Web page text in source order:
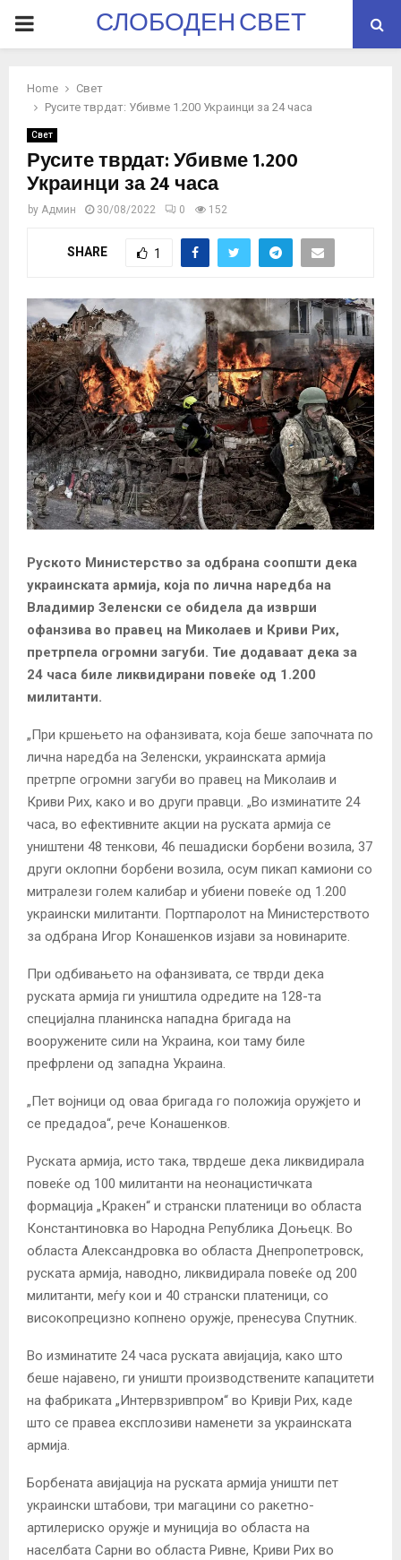
PRIMARYСЛОБОДЕН СВЕТ
Home
Свет
Русите тврдат: Убивме 1.200 Украинци за 24 часа
Свет
Русите тврдат: Убивме 1.200
Украинци за 24 часа
by Админ 30/08/2022 0 152
SHARE 1
Руското Министерство за одбрана соопшти дека
украинската армија, која по лична наредба на
Владимир Зеленски се обидела да изврши
офанзива во правец на Миколаев и Криви Рих,
претрпела огромни загуби. Тие додаваат дека за
24 часа биле ликвидирани повеќе од 1.200
милитанти.
„При кршењето на офанзивата, која беше започната по
лична наредба на Зеленски, украинската армија
претрпе огромни загуби во правец на Миколаив и
Криви Рих, како и во други правци. „Во изминатите 24
часа, во ефективните акции на руската армија се
уништени 48 тенкови, 46 пешадиски борбени возила, 37
други оклопни борбени возила, осум пикап камиони со
митралези голем калибар и убиени повеќе од 1.200
украински милитанти. Портпаролот на Министерството
за одбрана Игор Конашенков изјави за новинарите.
При одбивањето на офанзивата, се тврди дека
руската армија ги уништила одредите на 128-та
специјална планинска нападна бригада на
вооружените сили на Украина, кои таму биле
префрлени од западна Украина.
„Пет војници од оваа бригада го положија оружјето и
се предадоа“, рече Конашенков.
Руската армија, исто така, тврдеше дека ликвидирала
повеќе од 100 милитанти на неонацистичката
формација „Кракен“ и странски платеници во областа
Константиновка во Народна Република Доњецк. Во
областа Александровка во областа Днепропетровск,
руската армија, наводно, ликвидирала повеќе од 200
милитанти, меѓу кои и 40 странски платеници, со
високопрецизно копнено оружје, пренесува Спутник.
Во изминатите 24 часа руската авијација, како што
беше најавено, ги уништи производствените капацитети
на фабриката „Интервзривпром“ во Кривји Рих, каде
што се правеа експлозиви наменети за украинската
армија.
Борбената авијација на руската армија уништи пет
украински штабови, три магацини со ракетно-
артилериско оружје и муниција во областа на
населбата Сарни во областа Ривне, Криви Рих во